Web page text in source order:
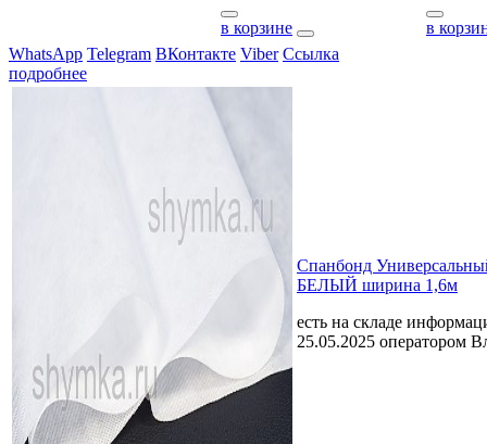
в корзине
в
WhatsApp Telegram ВКонтакте Viber Ссылка
подробнее
Спанбонд
БЕЛЫЙ ширина 1,6м
есть на складе
25.05.2025 оператором